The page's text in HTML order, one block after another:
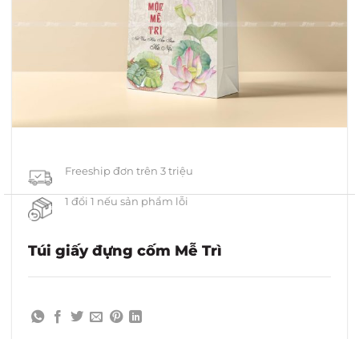
Freeship đơn trên 3 triệu
1 đổi 1 nếu sản phẩm lỗi
Túi giấy đựng cốm Mễ Trì